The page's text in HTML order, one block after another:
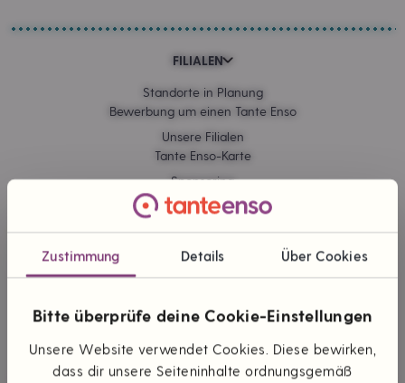
Zustimmung Details Über Cookies
Bitte überprüfe deine Cookie-Einstellungen
Unsere Website verwendet Cookies. Diese bewirken,
dass dir unsere Seiteninhalte ordnungsgemäß
FILIALEN
Standorte in Planung
Bewerbung um einen Tante Enso
Unsere Filialen
Tante Enso-Karte
Sponsoring
Kommissionskauf
ONLINE EINKAUFEN
Zahlungsarten
Themen & Marken